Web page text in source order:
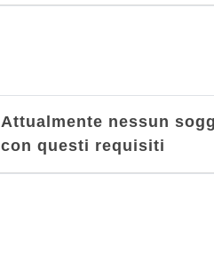
Attualmente nessun
con questi requisiti